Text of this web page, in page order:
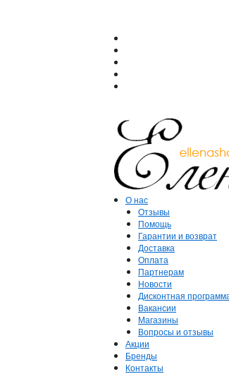
О нас
Отзывы
Помощь
Гарантии и возврат
Доставка
Оплата
Партнерам
Новости
Дисконтная
Вакансии
Магазины
Вопросы и отзывы
Акции
Бренды
Контакты